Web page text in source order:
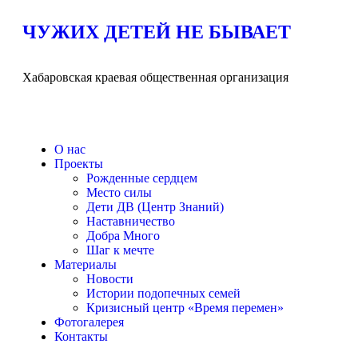
ЧУЖИХ ДЕТЕЙ НЕ БЫВАЕТ
Хабаровская краевая общественная организация
О нас
Проекты
Рожденные сердцем
Место силы
Дети ДВ (Центр Знаний)
Наставничество
Добра Много
Шаг к мечте
Материалы
Новости
Истории подопечных семей
Кризисный центр «Время перемен»
Фотогалерея
Контакты